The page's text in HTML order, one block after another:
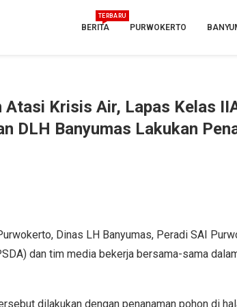
BERITA
TERBARU
PURWOKERTO
Atasi Krisis Air, Lapas Kelas
DLH Banyumas Lakukan
Dinas LH Banyumas, Peradi SAI
dan tim media bekerja bersama-sama
dilakukan dengan penanaman pohon di